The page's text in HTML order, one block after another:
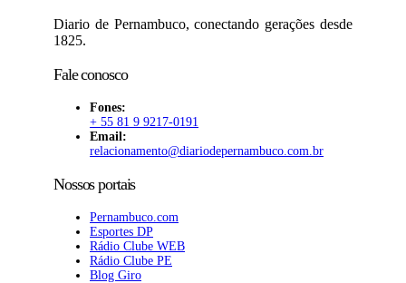
Diario de Pernambuco, conectando gerações desde
1825.
Fale conosco
Fones:
+ 55 81 9 9217-0191
Email:
relacionamento@diariodepernambuco.com.br
Nossos portais
Pernambuco.com
Esportes DP
Rádio Clube WEB
Rádio Clube PE
Blog Giro